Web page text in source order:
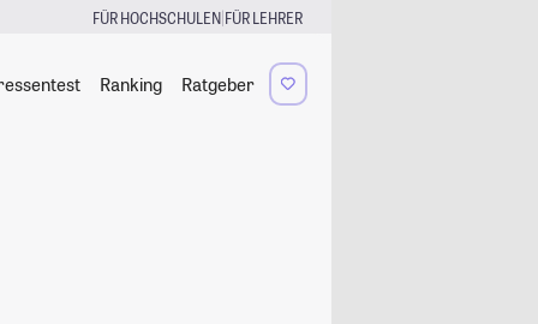
FÜR HOCHSCHULEN|FÜR LEHRER
Ranking Ratgeber